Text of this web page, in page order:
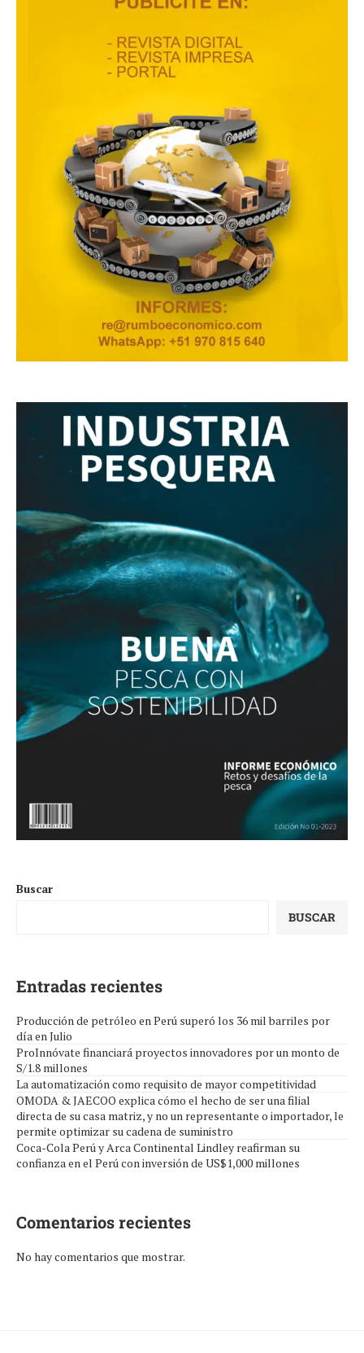
Buscar
BUSCAR
Entradas recientes
Producción de petróleo en Perú superó los 36 mil barriles por
día en Julio
ProInnóvate financiará proyectos innovadores por un monto de
S/1.8 millones
La automatización como requisito de mayor competitividad
OMODA & JAECOO explica cómo el hecho de ser una filial
directa de su casa matriz, y no un representante o importador, le
permite optimizar su cadena de suministro
Coca-Cola Perú y Arca Continental Lindley reafirman su
confianza en el Perú con inversión de US$1,000 millones
Comentarios recientes
No hay comentarios que mostrar.